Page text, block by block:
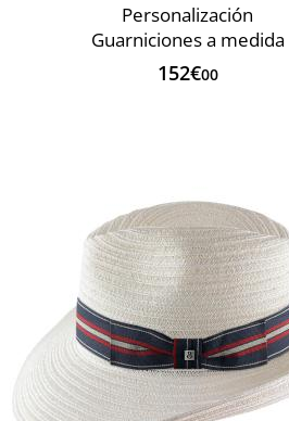
Personalización
Guarniciones a medida
152€00